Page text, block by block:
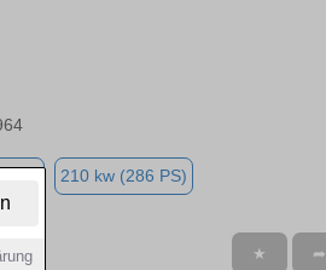
210 kw (286 PS)
★ ➦